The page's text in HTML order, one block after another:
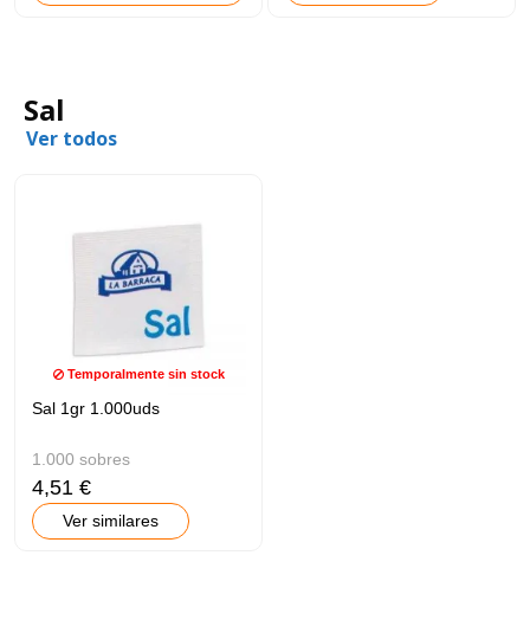
Sal
Ver todos
Temporalmente sin stock
Sal 1gr 1.000uds
1.000 sobres
4,51 €
Ver similares